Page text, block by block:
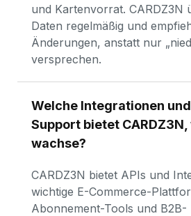
und Kartenvorrat. CARDZ3N
Daten regelmäßig und
Änderungen, anstatt nur
versprechen.
Welche Integrationen
Support bietet CARDZ3N,
wachse?
CARDZ3N bietet APIs und
wichtige E-Commerce-
Abonnement-Tools und B2B-